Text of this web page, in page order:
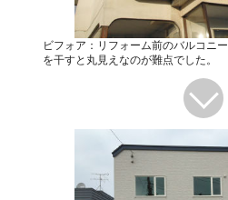
ビフォア：リフォーム前のバルコニ
を干すと丸見えなのが難点でした。